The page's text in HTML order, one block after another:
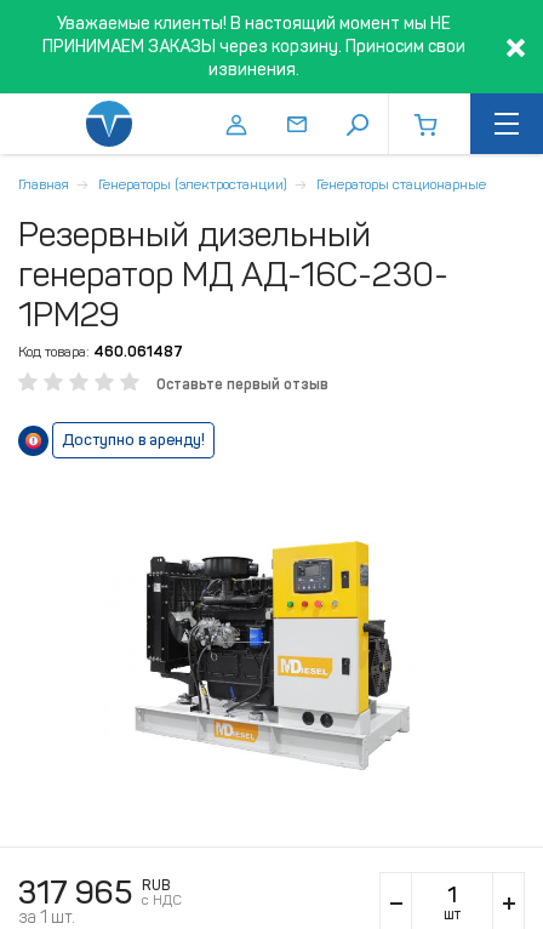
Уважаемые клиенты! В настоящий момент мы НЕ
ПРИНИМАЕМ ЗАКАЗЫ через корзину. Приносим свои
извинения.
Главная Генераторы (электростанции) Генераторы стационарные
Резервный дизельный
генератор МД АД-16С-230-
1РМ29
Код товара: 460.061487
Оставьте первый отзыв
Доступно в аренду!
317 965
RUB
c НДС
за 1 шт. шт